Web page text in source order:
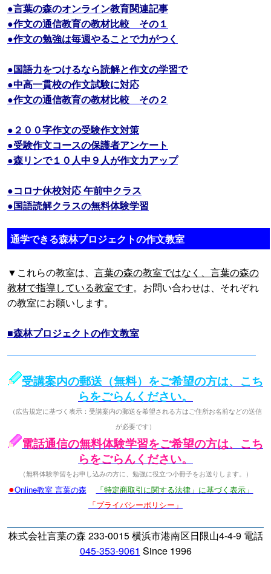
●言葉の森のオンライン教育関連記事
●作文の通信教育の教材比較 その１
●作文の勉強は毎週やることで力がつく
●国語力をつけるなら読解と作文の学習で
●中高一貫校の作文試験に対応
●作文の通信教育の教材比較 その２
●２００字作文の受験作文対策
●受験作文コースの保護者アンケート
●森リンで１０人中９人が作文力アップ
●コロナ休校対応 午前中クラス
●国語読解クラスの無料体験学習
通学できる森林プロジェクトの作文教室
▼これらの教室は、 言葉の森の教室ではなく、言葉の森の
教材で指導している教室です。お問い合わせは、それぞれ
の教室にお願いします。
■森林プロジェクトの作文教室
受講案内の郵送（無料）をご希望の方は、こち
らをごらんください。
（広告規定に基づく表示：受講案内の郵送を希望される方はご住所お名前などの送信
が必要です）
電話通信の無料体験学習をご希望の方は、こち
らをごらんください。
（無料体験学習をお申し込みの方に、勉強に役立つ小冊子をお送りします。）
●Online教室 言葉の森
「特定商取引に関する法律」に基づく表示」
「プライバシーポリシー」
株式会社言葉の森 233-0015 横浜市港南区日限山4-4-9 電話
045-353-9061 Since 1996